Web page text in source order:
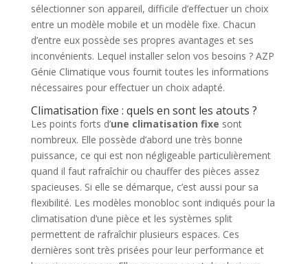
sélectionner son appareil, difficile d’effectuer un choix
entre un modèle mobile et un modèle fixe. Chacun
d’entre eux possède ses propres avantages et ses
inconvénients. Lequel installer selon vos besoins ? AZP
Génie Climatique vous fournit toutes les informations
nécessaires pour effectuer un choix adapté.
Climatisation fixe : quels en sont les atouts ?
Les points forts d’une climatisation fixe sont
nombreux. Elle possède d’abord une très bonne
puissance, ce qui est non négligeable particulièrement
quand il faut rafraîchir ou chauffer des pièces assez
spacieuses. Si elle se démarque, c’est aussi pour sa
flexibilité. Les modèles monobloc sont indiqués pour la
climatisation d’une pièce et les systèmes split
permettent de rafraîchir plusieurs espaces. Ces
dernières sont très prisées pour leur performance et